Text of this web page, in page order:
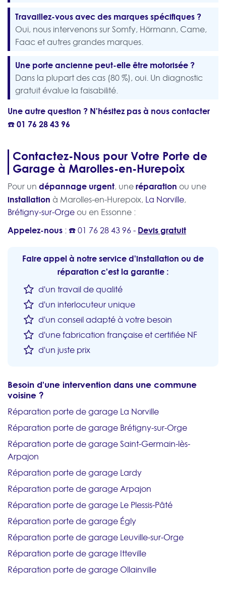
Travaillez-vous avec des marques spécifiques ?
Oui, nous intervenons sur Somfy, Hörmann, Came,
Faac et autres grandes marques.
Une porte ancienne peut-elle être motorisée ?
Dans la plupart des cas (80 %), oui. Un diagnostic
gratuit évalue la faisabilité.
Une autre question ? N'hésitez pas à nous contacter
☎️01 76 28 43 96
Contactez-Nous pour Votre Porte de
Garage à Marolles-en-Hurepoix
Pour un dépannage urgent, uneréparation ou une
installation à Marolles-en-Hurepoix, La Norville,
Brétigny-sur-Orgeou en Essonne :
Appelez-nous : ☎️01 76 28 43 96- Devis gratuit
Faire appel à notre service d'installation ou de
réparation c'est la garantie :
d'un travail de qualité
d'un interlocuteur unique
d'un conseil adapté à votre besoin
d'une fabrication française et certifiée NF
d'un juste prix
Besoin d'une intervention dans une commune
voisine ?
Réparation porte de garage La Norville
Réparation porte de garage Brétigny-sur-Orge
Réparation porte de garage Saint-Germain-lès-
Arpajon
Réparation porte de garage Lardy
Réparation porte de garage Arpajon
Réparation porte de garage Le Plessis-Pâté
Réparation porte de garage Égly
Réparation porte de garage Leuville-sur-Orge
Réparation porte de garage Itteville
Réparation porte de garage Ollainville